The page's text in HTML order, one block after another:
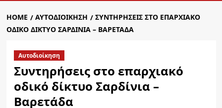
HOME ΑΥΤΟΔΙΟΊΚΗΣΗ
ΣΥΝΤΗΡΉΣΕΙΣ ΣΤΟ ΕΠΑΡΧΙΑΚΌ
ΟΔΙΚΌ ΔΊΚΤΥΟ ΣΑΡΔΊΝΙΑ – ΒΑΡΕΤΆΔΑ
Αυτοδιοίκηση
Συντηρήσεις στο επαρχιακό
οδικό δίκτυο Σαρδίνια –
Βαρετάδα